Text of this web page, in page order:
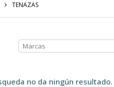
TENAZAS
no da ningún resultado.